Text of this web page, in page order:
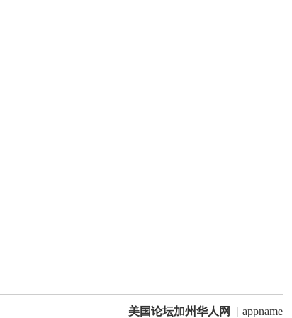
美国论坛加州华人网 | appname